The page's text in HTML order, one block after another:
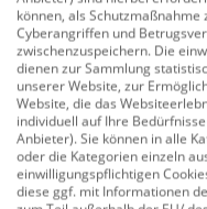
Zertifikat: DIN EN3,
sonstiges:
1000 Volt
Wartung kann bei
durchgeführt
Für Industrie,
können, als
Cyberangriffen und
zwischenzuspeichern. Die
dienen zur Sammlung
unserer Website, zur
Website, die das
individuell auf Ihre
Anbieter). Sie können in alle
oder die Kategorien einzeln
einwilligungspflichtigen
diese ggf. mit Informationen